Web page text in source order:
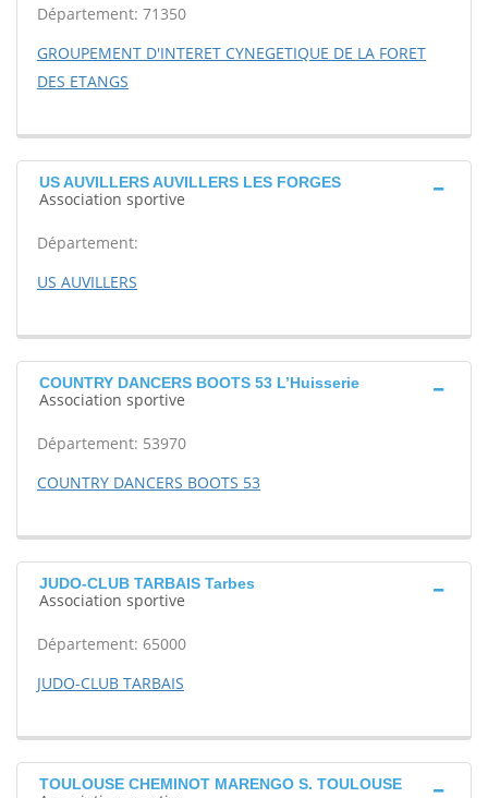
Département: 71350
GROUPEMENT D'INTERET CYNEGETIQUE DE LA FORET
DES ETANGS
US AUVILLERS AUVILLERS LES FORGES
Association sportive
Département:
US AUVILLERS
COUNTRY DANCERS BOOTS 53 L’Huisserie
Association sportive
Département: 53970
COUNTRY DANCERS BOOTS 53
JUDO-CLUB TARBAIS Tarbes
Association sportive
Département: 65000
JUDO-CLUB TARBAIS
TOULOUSE CHEMINOT MARENGO S. TOULOUSE